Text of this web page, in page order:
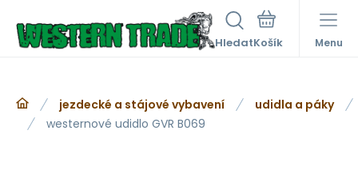
Hledat Menu
jezdecké a stájové vybavení
udidla a páky
westernové udidlo GVR B069